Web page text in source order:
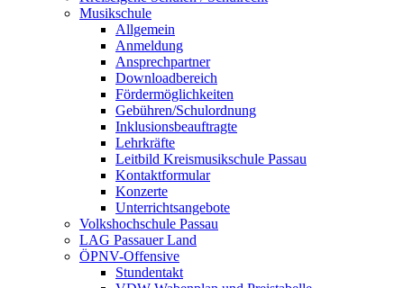
Musikschule
Allgemein
Anmeldung
Ansprechpartner
Downloadbereich
Fördermöglichkeiten
Gebühren/Schulordnung
Inklusionsbeauftragte
Lehrkräfte
Leitbild Kreismusikschule Passau
Kontaktformular
Konzerte
Unterrichtsangebote
Volkshochschule Passau
LAG Passauer Land
ÖPNV-Offensive
Stundentakt